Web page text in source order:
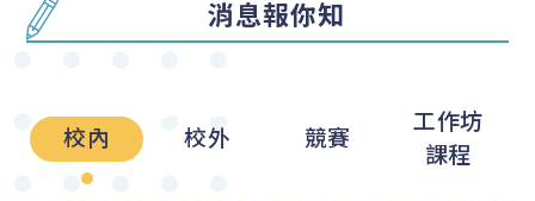
消息報你知
校內 校外 競賽
工作坊
課程